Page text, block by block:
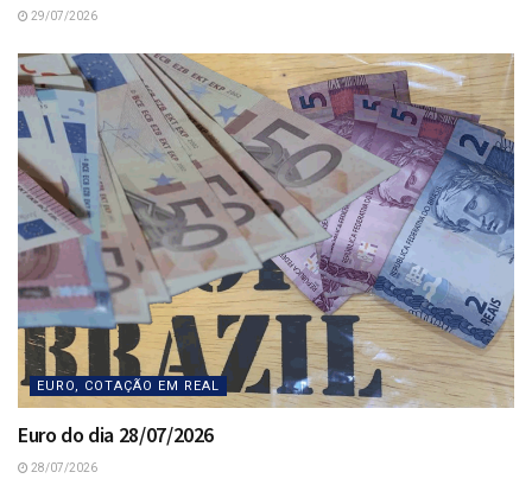
29/07/2026
EURO, COTAÇÃO EM REAL
Euro do dia 28/07/2026
28/07/2026